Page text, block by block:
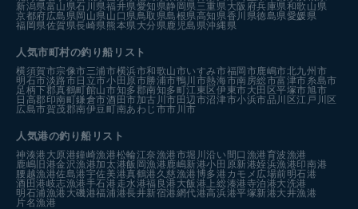
新潟県富山県石川県福井県愛知県静岡県 三重県 大阪府兵庫県和歌山県
京都府広島県岡山県 山口県 鳥取県島根県高知県香川県徳島県愛媛県
福岡県佐賀県長崎県 熊本県 大分県 鹿児島県沖縄県
人気市町村の釣り船リスト
横須賀市宗像市三浦市横浜市和歌山市いすみ市福岡市鹿嶋市北九州市
明石市淡路市日立市小田原市勝浦市鴨川市熱海市南房総市富津市糸島市
足柄下郡真鶴町館山市知多郡南知多町江東区伊東市大田区平塚市旭市
日高郡印南町鎌倉市酒田市加古川市田辺市沼津市小浜市品川区江戸川区
広島市賀茂郡南伊豆町南あわじ市市川市
人気港の釣り船リスト
神湊港 大原港鐘崎漁港松輪江奈漁港市堀川沿い 間口漁港育波漁港
鹿嶋旧港金沢漁港加太港飯岡漁港 鹿嶋新港小田原新港姪浜漁港印南港
腰越漁港佐島港宇佐美港真鶴港 久慈漁港博多港カモメ広場前明石港
酒田港岐志漁港手石港 走水港福良港 大飯港 上総湊港寺泊港大洗港
明石浦漁港 大磯港福浦港長井新宿港網代港高浜港平塚新港大井漁港
片名漁港